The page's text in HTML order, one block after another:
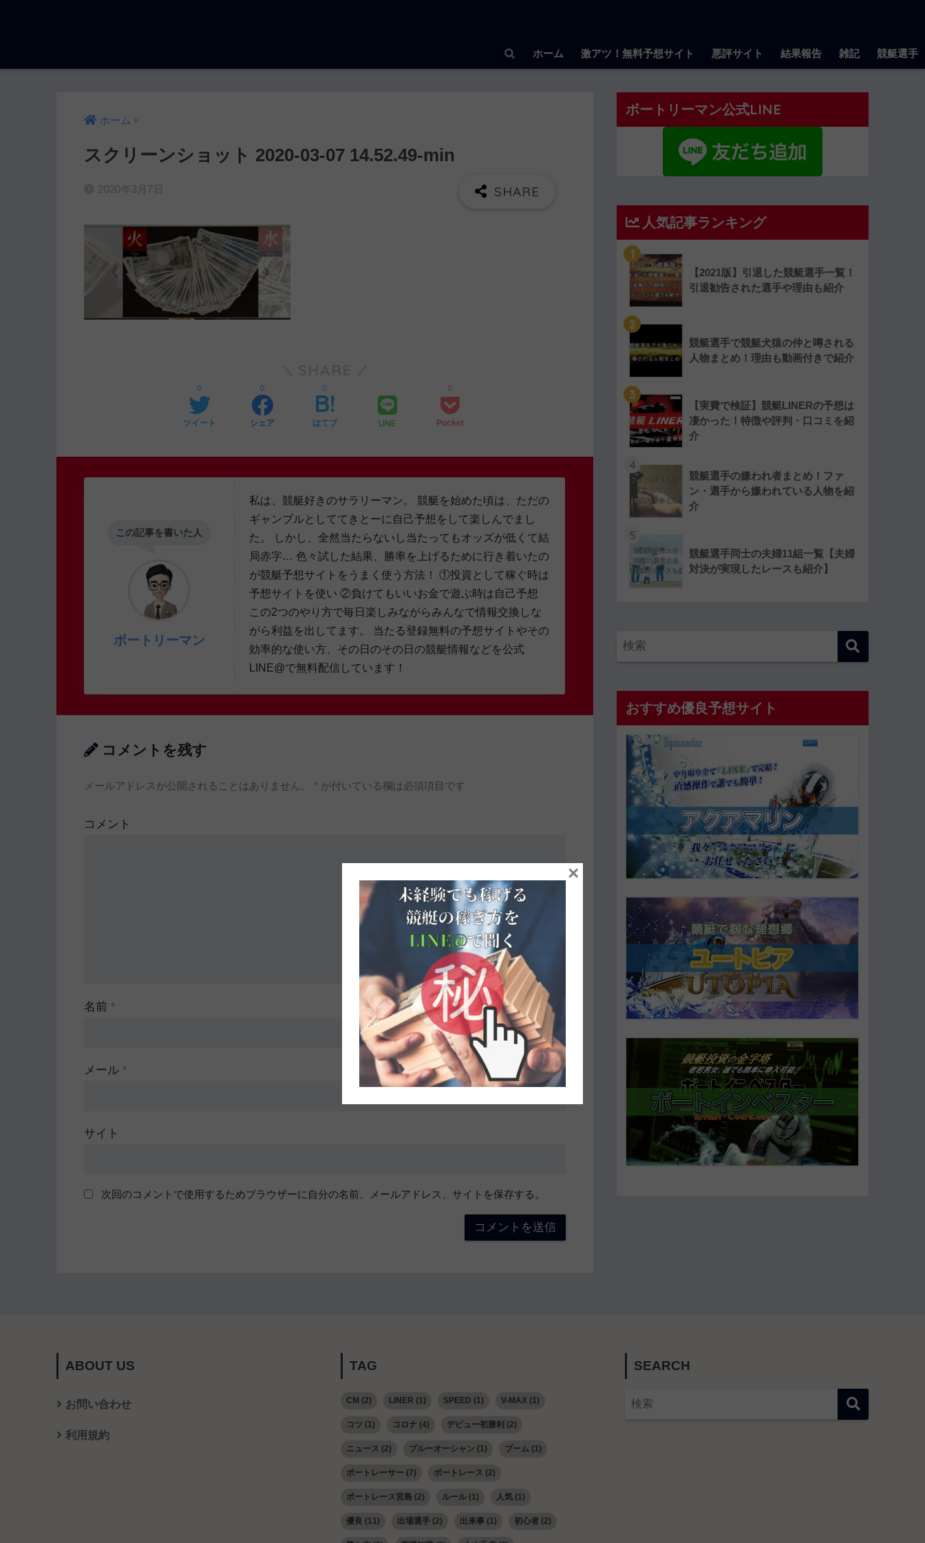
ホーム 激アツ！無料予想サイト 悪評サイト 結果報告 雑記 競艇選手
ホーム
スクリーンショット 2020-03-07 14.52.49-min
2020年3月7日
ツイート
0
シェア
0
はてブ
0
LINE Pocket
0
この記事を書いた人
ボートリーマン
私は、競艇好きのサラリーマン。 競艇を始めた頃は、ただの
ギャンブルとしててきとーに自己予想をして楽しんでまし
た。 しかし、全然当たらないし当たってもオッズが低くて結
局赤字… 色々試した結果、勝率を上げるために行き着いたの
が競艇予想サイトをうまく使う方法！ ①投資として稼ぐ時は
予想サイトを使い ②負けてもいいお金で遊ぶ時は自己予想
この2つのやり方で毎日楽しみながらみんなで情報交換しな
がら利益を出してます。 当たる登録無料の予想サイトやその
効率的な使い方、その日のその日の競艇情報などを公式
LINE@で無料配信しています！
コメントを残す
メールアドレスが公開されることはありません。 * が付いている欄は必須項目です
コメント
名前 *
メール *
サイト
次回のコメントで使用するためブラウザーに自分の名前、メールアドレス、サイトを保存する。
ボートリーマン公式LINE
人気記事ランキング
1
【2021版】引退した競艇選手一覧！
引退勧告された選手や理由も紹介
2
競艇選手で競艇犬猿の仲と噂される
人物まとめ！理由も動画付きで紹介
3
【実費で検証】競艇LINERの予想は
凄かった！特徴や評判・口コミを紹
介
4
競艇選手の嫌われ者まとめ！ファ
ン・選手から嫌われている人物を紹
介
5
競艇選手同士の夫婦11組一覧【夫婦
対決が実現したレースも紹介】
おすすめ優良予想サイト
ABOUT US
お問い合わせ
利用規約
TAG
CM (2) LINER (1) SPEED (1) V-MAX (1)
コツ (1) コロナ (4) デビュー初勝利 (2)
ニュース (2) ブルーオーシャン (1) ブーム (1)
ボートレーサー (7) ボートレース (2)
ボートレース宮島 (2) ルール (1) 人気 (1)
優良 (11) 出場選手 (2) 出来事 (1) 初心者 (2)
SEARCH
×